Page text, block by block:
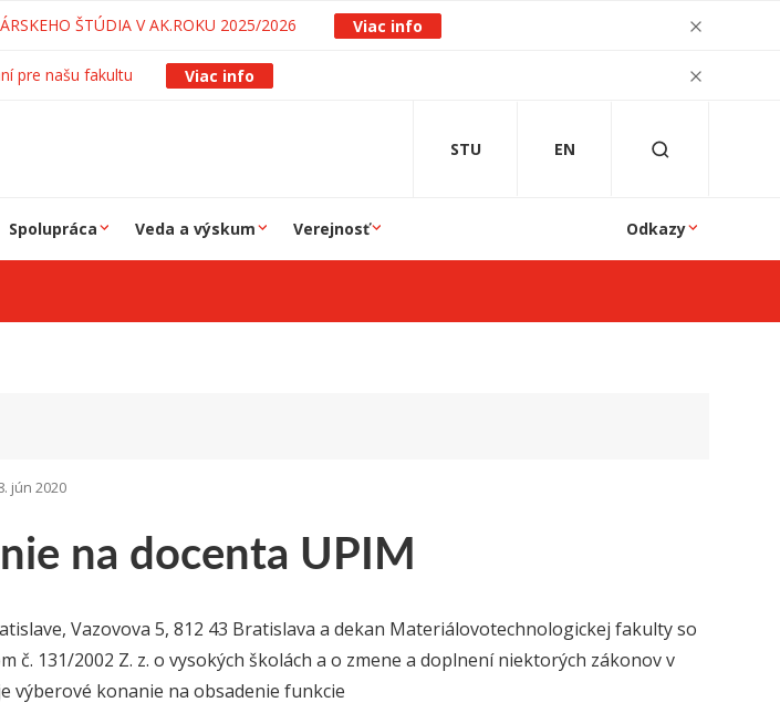
ŠTÚDIA V AK.ROKU 2025/2026 Viac info
pre našu fakultu Viac info
STU EN
Spolupráca Veda a výskum Verejnosť Odkazy
na docenta UPIM
jún 2020
Vazovova 5, 812 43 Bratislava a dekan Materiálovotechnologickej fakulty so
č. 131/2002 Z. z. o vysokých školách a o zmene a doplnení niektorých zákonov v
výberové konanie na obsadenie funkcie